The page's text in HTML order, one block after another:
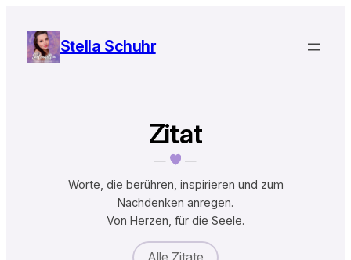
Inhalt
springen
Stella Schuhr
Zitat
—
—
Worte, die berühren, inspirieren und zum
Nachdenken anregen.
Von Herzen, für die Seele.